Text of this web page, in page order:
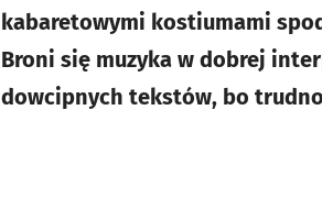
kabaretowymi kostiumami
Broni się muzyka w dobrej
dowcipnych tekstów, bo